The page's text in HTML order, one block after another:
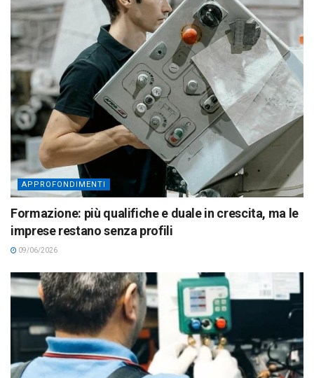
APPROFONDIMENTI
Formazione: più qualifiche e duale in crescita, ma le
imprese restano senza profili
09/06/2026